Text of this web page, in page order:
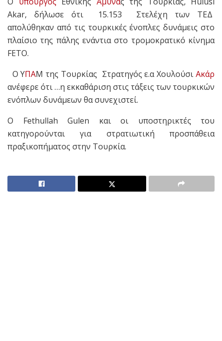
Akar, δήλωσε ότι 15.153 Στελέχη των ΤΕΔ
απολύθηκαν από τις τουρκικές ένοπλες δυνάμεις στο
πλαίσιο της πάλης ενάντια στο τρομοκρατικό κίνημα
FETO.
Ο ΥΠΑΜ της Τουρκίας Στρατηγός ε.α ΧουλούσιΑκάρ
ανέφερε ότι …η εκκαθάριση στις τάξεις των τουρκικών
ενόπλων δυνάμεων θα συνεχιστεί.
Ο Fethullah Gulen και οι υποστηρικτές του
κατηγορούνται για στρατιωτική προσπάθεια
πραξικοπήματος στην Τουρκία.